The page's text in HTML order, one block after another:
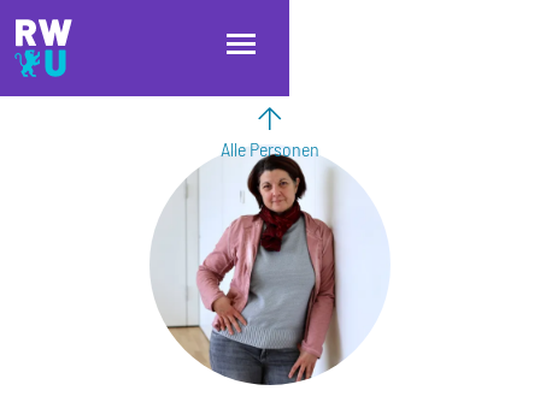
Direkt zum Inhalt
Direkt zur Hauptnavigation
Direkt zum Fußbereich
Alle Personen